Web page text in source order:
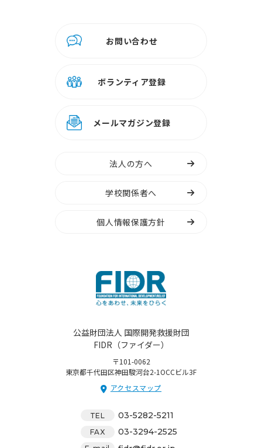
お問い合わせ
ボランティア登録
メールマガジン登録
法人の方へ
学校関係者へ
個人情報保護方針
公益財団法人 国際開発救援財団
FIDR（ファイダー）
〒101-0062
東京都千代田区神田駿河台2-1OCCビル3F
アクセスマップ
TEL 03-5282-5211
FAX 03-3294-2525